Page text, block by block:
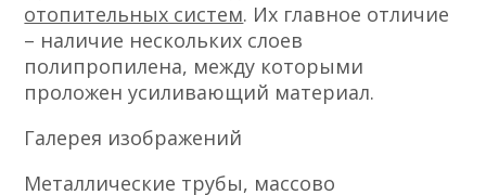
отопительных систем. Их главное отличие
– наличие нескольких слоев
полипропилена, между которыми
проложен усиливающий материал.
Галерея изображений
Металлические трубы, массово